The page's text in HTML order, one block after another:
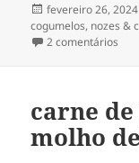
Publicado
em
fevereiro 26, 2024
cogumelos, nozes &
2 comentários
carne
molho